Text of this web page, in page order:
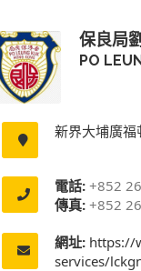
保良局
PO
新界大埔廣福
電話: +852
傳真: +852
網址: https://
services/